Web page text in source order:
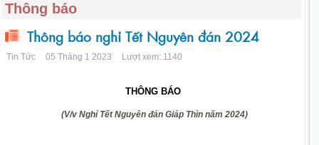
Thông báo
Thông báo nghỉ Tết Nguyên đán 2024
Tin Tức 05 Tháng 1 2023 Lượt xem: 1140
THÔNG BÁO
(V/v Nghỉ Tết Nguyên đán Giáp Thìn năm 2024)